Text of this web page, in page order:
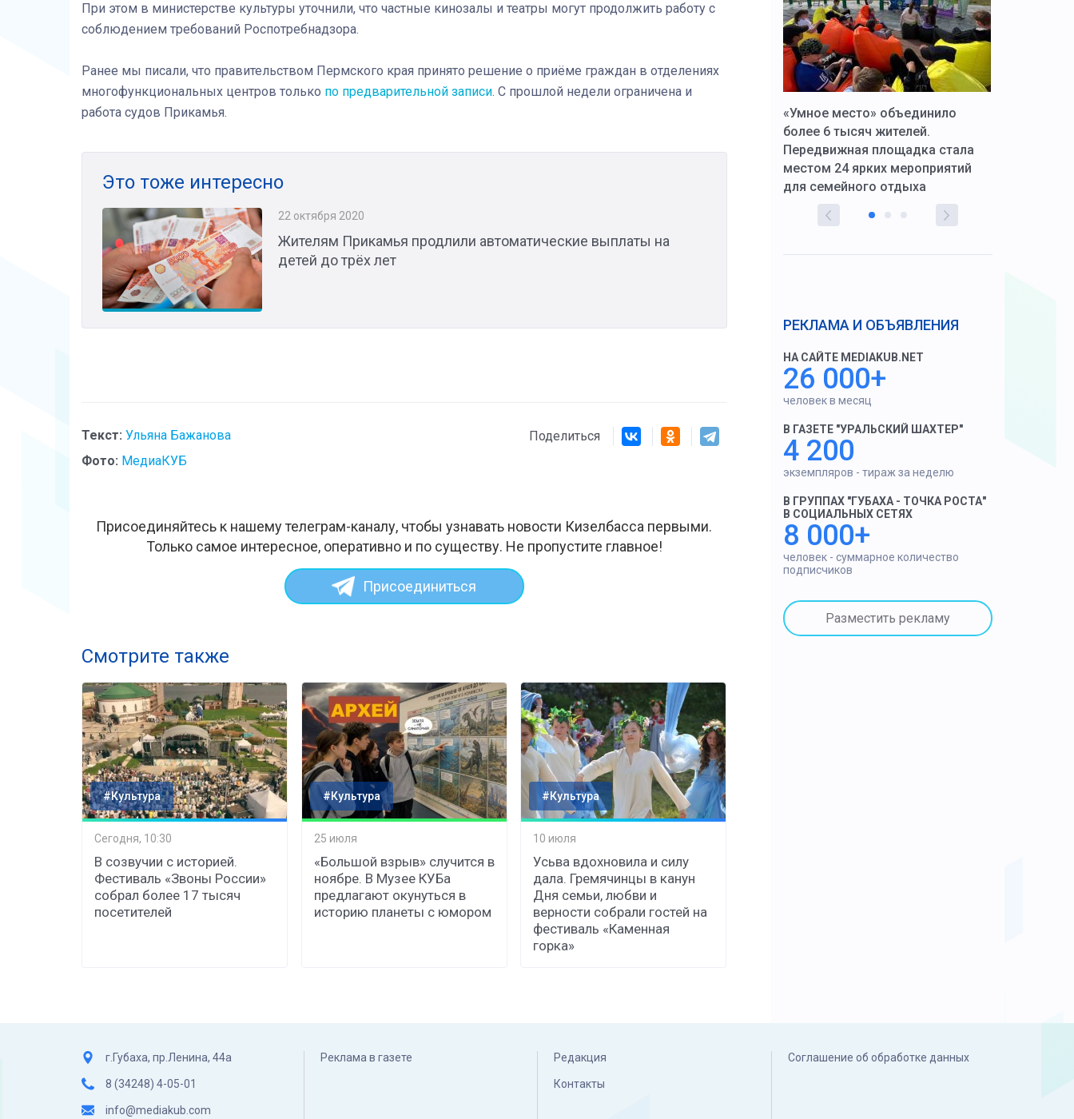
При этом в министерстве культуры уточнили, что частные кинозалы и театры могут продолжить работу с
соблюдением требований Роспотребнадзора.
Ранее мы писали, что правительством Пермского края принято решение о приёме граждан в отделениях
многофункциональных центров только по предварительной записи. С прошлой недели ограничена и
работа судов Прикамья.
Это тоже интересно
22 октября 2020
Жителям Прикамья продлили автоматические выплаты на
детей до трёх лет
Текст: Ульяна Бажанова
Фото: МедиаКУБ
Поделиться
Присоединяйтесь к нашему телеграм-каналу, чтобы узнавать новости Кизелбасса первыми.
Только самое интересное, оперативно и по существу. Не пропустите главное!
Присоединиться
Смотрите также
#Культура
Сегодня, 10:30
В созвучии с историей.
Фестиваль «Звоны России»
собрал более 17 тысяч
посетителей
#Культура
25 июля
«Большой взрыв» случится в
ноябре. В Музее КУБа
предлагают окунуться в
историю планеты с юмором
#Культура
10 июля
Усьва вдохновила и силу
дала. Гремячинцы в канун
Дня семьи, любви и
верности собрали гостей на
фестиваль «Каменная
горка»
спецоперации сделал
«Умное место» объединило
более 6 тысяч жителей.
Передвижная площадка стала
местом 24 ярких мероприятий
для семейного отдыха
РЕКЛАМА И ОБЪЯВЛЕНИЯ
НА САЙТЕ MEDIAKUB.NET
26 000+
человек в месяц
В ГАЗЕТЕ "УРАЛЬСКИЙ ШАХТЕР"
4 200
экземпляров - тираж за неделю
В ГРУППАХ "ГУБАХА - ТОЧКА РОСТА"
В СОЦИАЛЬНЫХ СЕТЯХ
8 000+
человек - суммарное количество
подписчиков
Разместить рекламу
г.Губаха, пр.Ленина, 44а
8 (34248) 4-05-01
info@mediakub.com
Реклама в газете Редакция
Контакты
Соглашение об обработке данных